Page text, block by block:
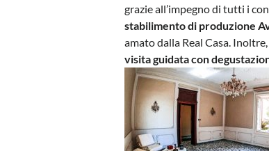
grazie all’impegno di tutti i
stabilimento di produzione
amato dalla Real Casa.
visita guidata con